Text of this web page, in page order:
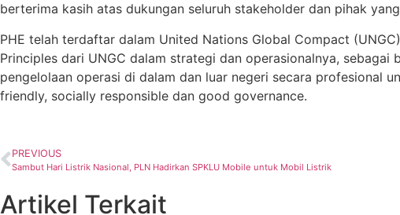
berterima kasih atas dukungan seluruh stakeholder dan pihak
PHE telah terdaftar dalam United Nations Global Compact
Principles dari UNGC dalam strategi dan operasionalnya, sebagai
pengelolaan operasi di dalam dan luar negeri secara profesional
friendly, socially responsible dan good governance.
PREVIOUS
Sambut Hari Listrik Nasional, PLN Hadirkan SPKLU Mobile untuk Mobil Listrik
Artikel Terkait